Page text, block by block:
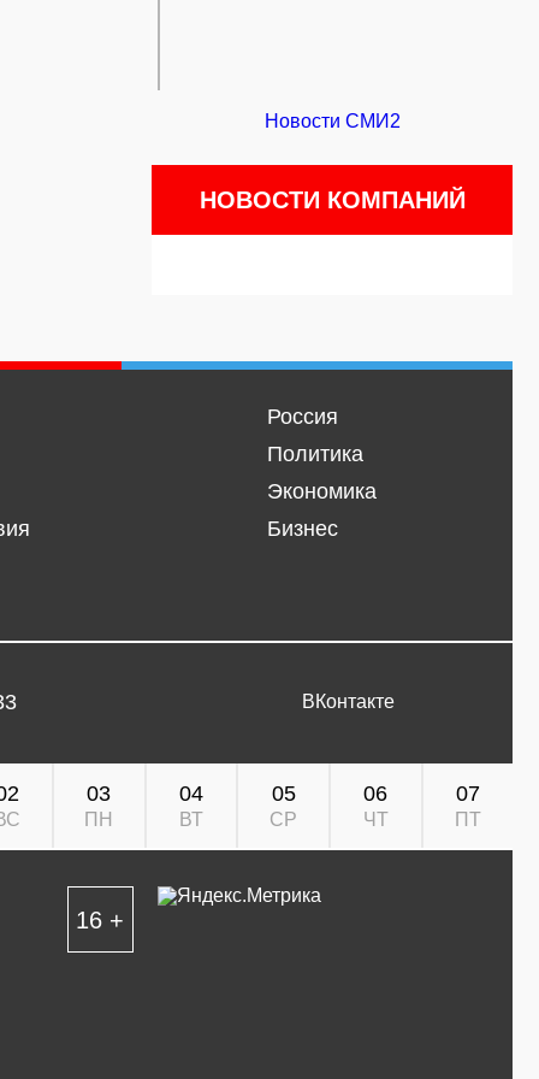
Новости СМИ2
НОВОСТИ КОМПАНИЙ
Россия
Политика
Экономика
Бизнес
ВКонтакте
03
ПН
04
ВТ
05
СР
06
ЧТ
07
ПТ
16 +